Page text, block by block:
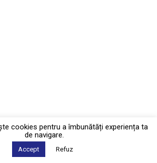
cookies pentru a îmbunătăți experiența ta
de navigare.
Accept Refuz